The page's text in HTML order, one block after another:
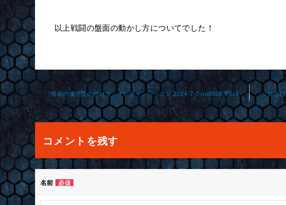
以上戦闘の盤面の動かし方についてでした！
投
稿
ナ
ビ
ゲ
ー
「情報の優先度の付け方」オンラインレッスン 2024-7-7-no0008-0018 「ソロの
コメントを残す
名前 必須